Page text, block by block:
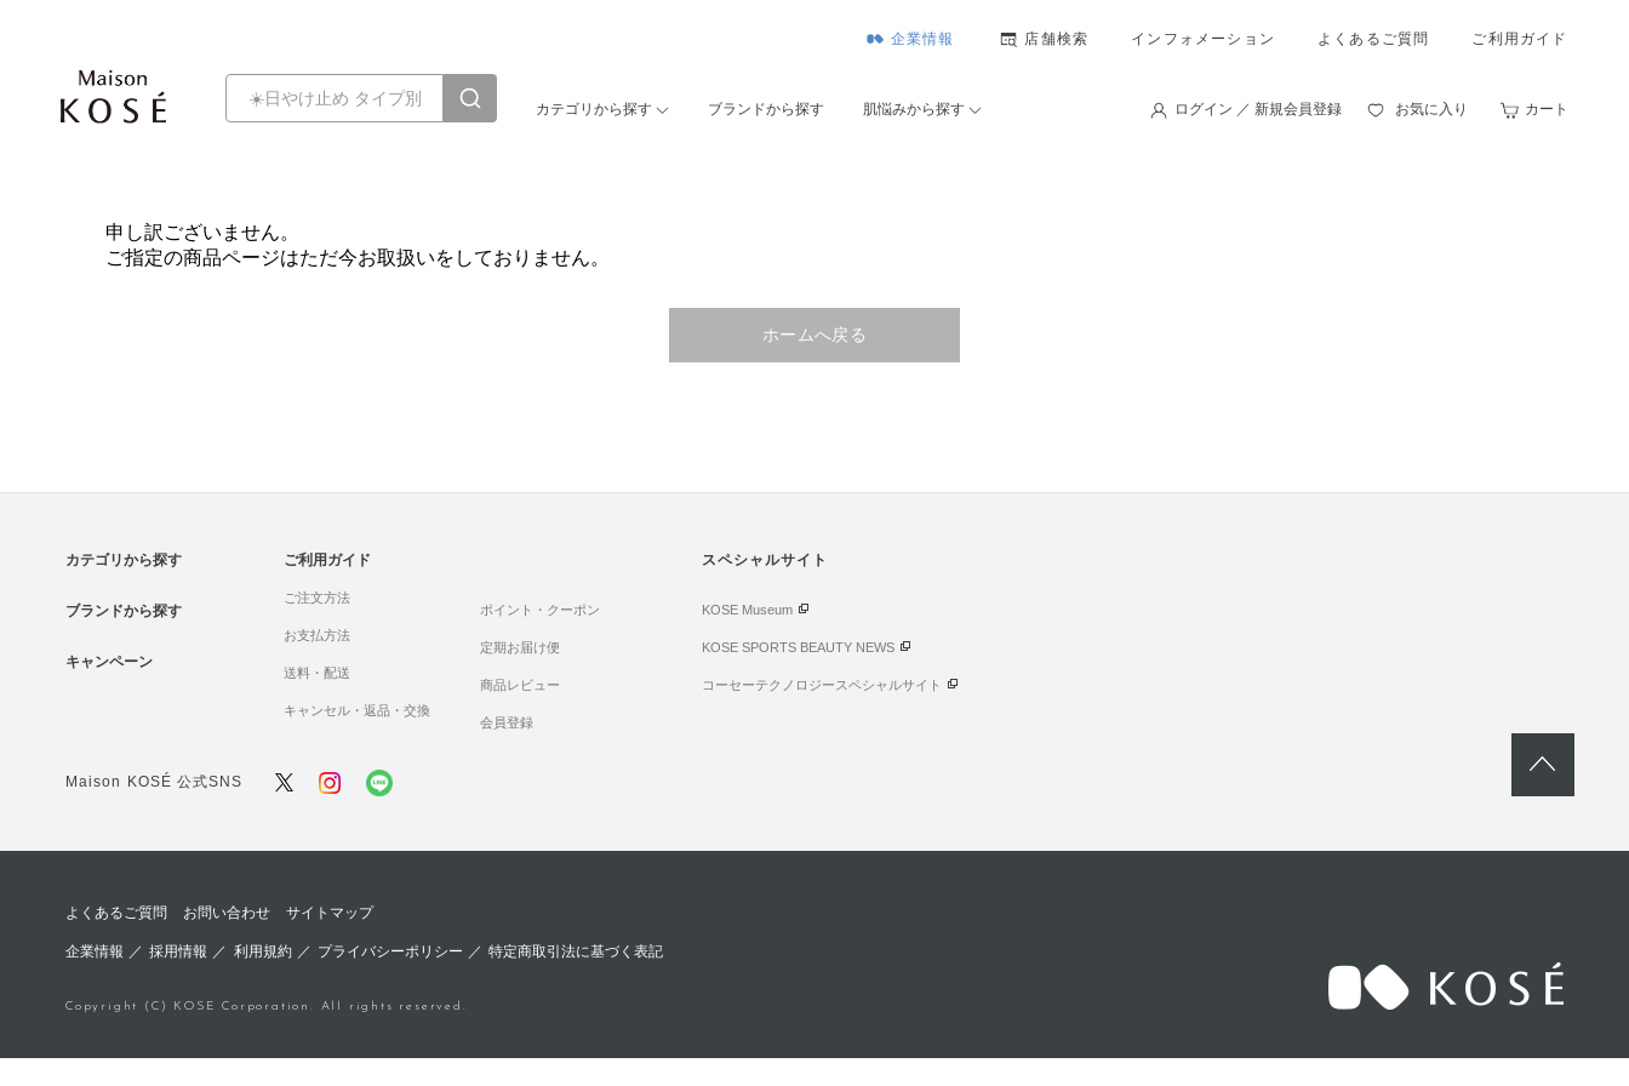
企業情報 店舗検索 インフォメーション よくあるご質問 ご利用ガイド
カテゴリから探す ブランドから探す 肌悩みから探す ログイン ／ 新規会員登録 お気に入り カート
申し訳ございません。
ご指定の商品ページはただ今お取扱いをしておりません。
ホームへ戻る
カテゴリから探す
ブランドから探す
キャンペーン
ご利用ガイド
ご注文方法
お支払方法
送料・配送
キャンセル・返品・交換
ポイント・クーポン
定期お届け便
商品レビュー
会員登録
スペシャルサイト
KOSE Museum
KOSE SPORTS BEAUTY NEWS
コーセーテクノロジースペシャルサイト
Maison KOSÉ 公式SNS
よくあるご質問 お問い合わせ サイトマップ
企業情報 ／採用情報 ／ 利用規約／ プライバシーポリシー ／ 特定商取引法に基づく表記
Copyright (C) KOSE Corporation. All rights reserved.